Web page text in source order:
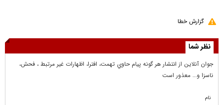
گزارش خطا
نظر شما
جوان آنلاين از انتشار هر گونه پيام حاوي تهمت، افترا، اظهارات غير مرتبط ، فحش،
ناسزا و... معذور است
نام